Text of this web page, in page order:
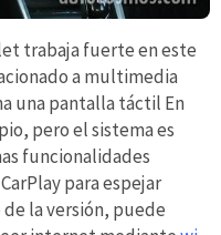
trabaja fuerte en este
a multimedia
una pantalla táctil En
pero el sistema es
funcionalidades
para espejar
la versión, puede